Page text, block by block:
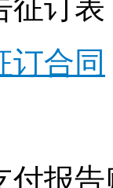
征订表
订合同
付报